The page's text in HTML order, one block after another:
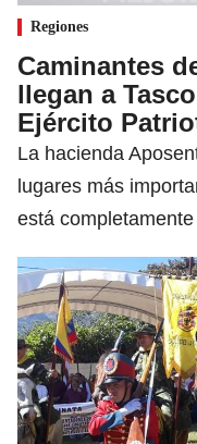
Regiones
Caminantes
llegan a
Ejército
La hacienda
lugares más
está